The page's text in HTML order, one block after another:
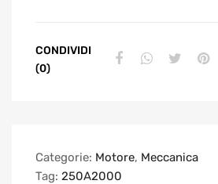
CONDIVIDI
(0)
Categorie: Motore, Meccanica
Tag: 250A2000